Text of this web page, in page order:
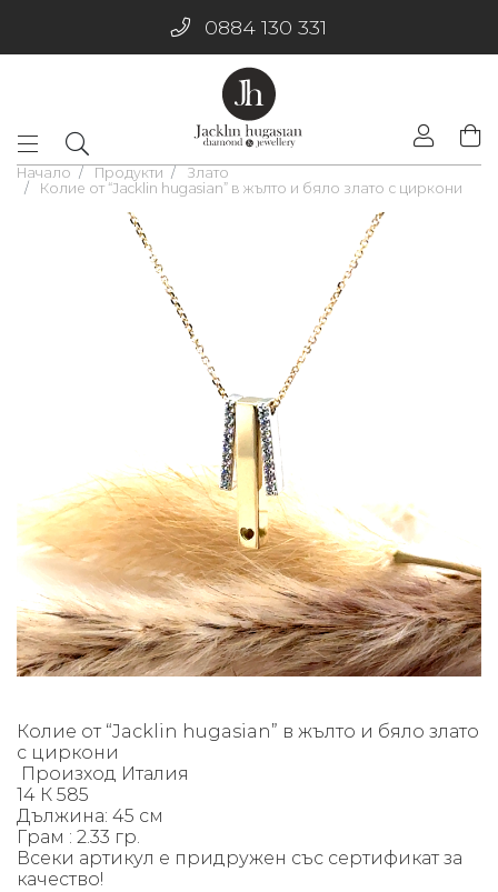
0884 130 331
Начало Продукти
Злато
Колие от “Jacklin hugasian” в жълто и бяло злато с циркони
Колие от “Jacklin hugasian” в жълто и бяло злато
с циркони
Произход Италия
14 К 585
Дължина: 45 см
Грам : 2.33 гр.
Всеки артикул е придружен със сертификат за
качество!